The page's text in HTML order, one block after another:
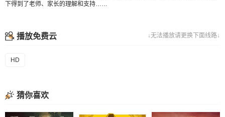
下得到了老师、家长的理解和支持……
↓无法播放请更换下面线路↓
播放免费云
HD
猜你喜欢